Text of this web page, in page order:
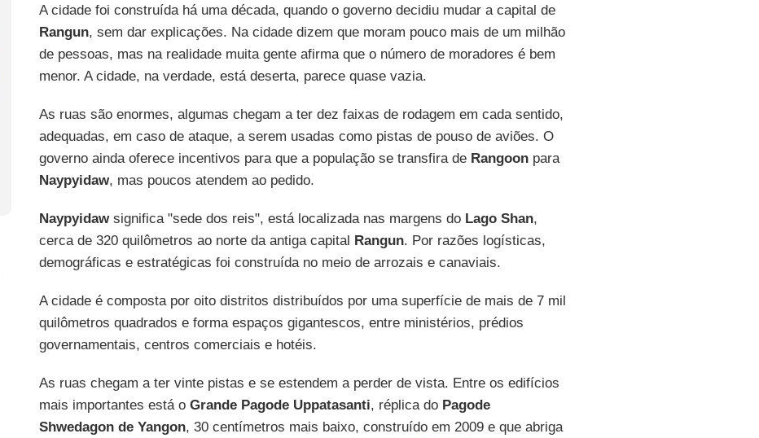
A cidade foi construída há uma década, quando o governo decidiu mudar a capital de
Rangun, sem dar explicações. Na cidade dizem que moram pouco mais de um milhão
de pessoas, mas na realidade muita gente afirma que o número de moradores é bem
menor. A cidade, na verdade, está deserta, parece quase vazia.
As ruas são enormes, algumas chegam a ter dez faixas de rodagem em cada sentido,
adequadas, em caso de ataque, a serem usadas como pistas de pouso de aviões. O
governo ainda oferece incentivos para que a população se transfira de Rangoonpara
Naypyidaw, mas poucos atendem ao pedido.
Naypyidawsignifica "sede dos reis", está localizada nas margens doLago Shan,
cerca de 320 quilômetros ao norte da antiga capital Rangun. Por razões logísticas,
demográficas e estratégicas foi construída no meio de arrozais e canaviais.
A cidade é composta por oito distritos distribuídos por uma superfície de mais de 7 mil
quilômetros quadrados e forma espaços gigantescos, entre ministérios, prédios
governamentais, centros comerciais e hotéis.
As ruas chegam a ter vinte pistas e se estendem a perder de vista. Entre os edifícios
mais importantes está o Grande Pagode Uppatasanti, réplica do Pagode
Shwedagon de Yangon, 30 centímetros mais baixo, construído em 2009 e que abriga